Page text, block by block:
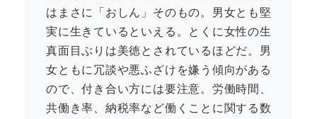
はまさに「おしん」そのもの。男女とも堅
実に生きているといえる。とくに女性の生
真面目ぶりは美徳とされているほどだ。男
女ともに冗談や悪ふざけを嫌う傾向がある
ので、付き合い方には要注意。労働時間、
共働き率、納税率など働くことに関する数